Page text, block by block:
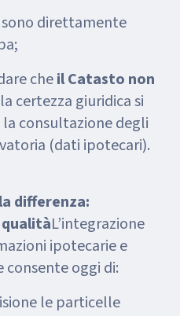
direttamente
cheil Catasto non
certezza giuridica si
consultazione degli
(dati ipotecari).
differenza:
L’integrazione
ipotecarie e
oggi di:
le particelle